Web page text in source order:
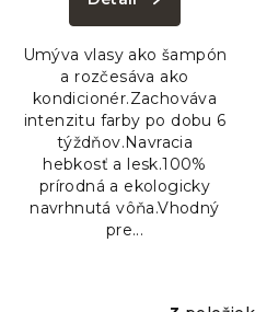
z
5
hviezdičiek.
Umýva vlasy ako šampón
a rozčesáva ako
kondicionér.Zachováva
intenzitu farby po dobu 6
týždňov.Navracia
hebkosť a lesk.100%
prírodná a ekologicky
navrhnutá vôňa.Vhodný
pre...